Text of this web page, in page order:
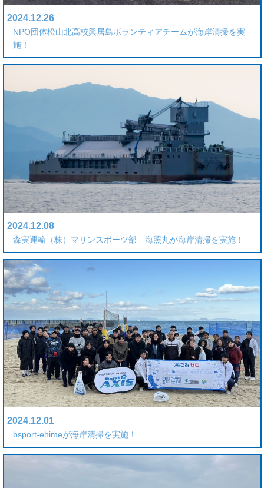
2024.12.26
NPO団体松山北高校興居島ボランティアチームが海岸清掃を実
施！
2024.12.08
森実運輸（株）マリンスポーツ部 海照丸が海岸清掃を実施！
2024.12.01
bsport-ehimeが海岸清掃を実施！